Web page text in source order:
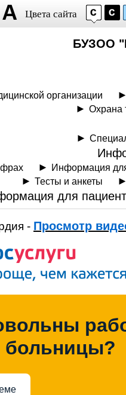
Цвета сайта
БУЗОО
организации
Охрана
Информация
Тесты и анкеты
для
- Просмотр
больницы?